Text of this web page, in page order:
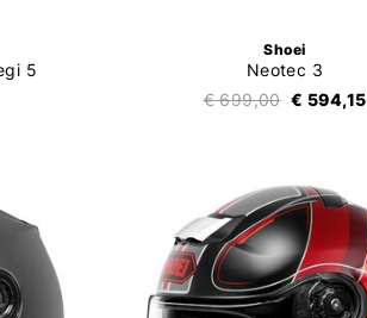
5
Shoei
Neotec 3
€ 699,00 € 594,15